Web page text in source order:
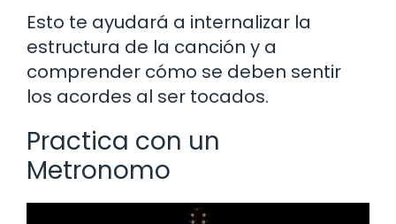
Esto te ayudará a internalizar la
estructura de la canción y a
comprender cómo se deben sentir
los acordes al ser tocados.
Practica con un
Metronomo